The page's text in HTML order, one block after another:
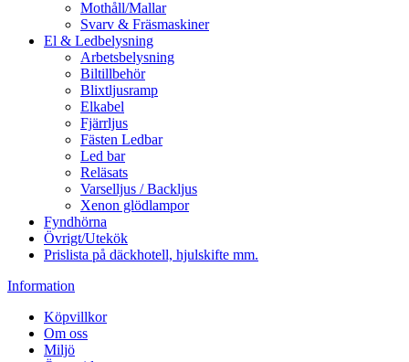
Mothåll/Mallar
Svarv & Fräsmaskiner
El & Ledbelysning
Arbetsbelysning
Biltillbehör
Blixtljusramp
Elkabel
Fjärrljus
Fästen Ledbar
Led bar
Reläsats
Varselljus / Backljus
Xenon glödlampor
Fyndhörna
Övrigt/Utekök
Prislista på däckhotell, hjulskifte mm.
Information
Köpvillkor
Om oss
Miljö